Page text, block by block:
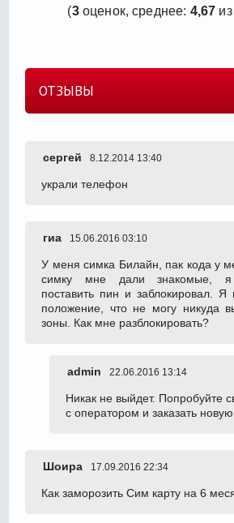
(3оценок, среднее: 4,67
ОТЗЫВЫ
сергей 8.12.2014 13:40
украли телефон
гиа 15.06.2016 03:10
У меня симка Билайн, пак кода у
симку мне дали знакомые, я
поставить пин и заблокировал. Я
положение, что не могу никуда
зоны. Как мне разблокировать?
admin 22.06.2016 13:14
Никак не выйдет. Попробуйте
с оператором и заказать новую
Шоира 17.09.2016 22:34
Как заморозить Сим карту на 6